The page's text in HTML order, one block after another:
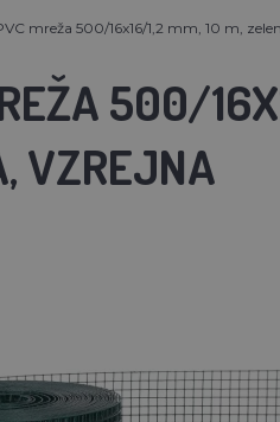
mreža 500/16x16/1,2 mm, 10 m,
500/
VZREJNA